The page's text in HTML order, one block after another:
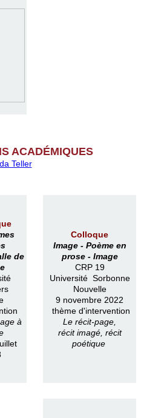
ACADÉMIQUES
Teller
de
à
Colloque
Image - Poème en
prose - Image
CRP 19
Université Sorbonne
Nouvelle
9 novembre 2022
thème d'intervention
Le récit-page,
récit imagé, récit
poétique